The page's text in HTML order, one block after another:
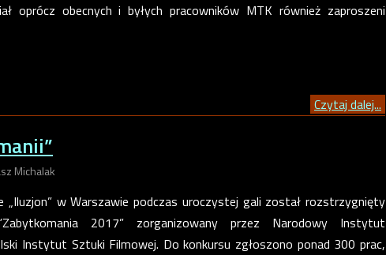
oprócz obecnych i byłych pracowników MTK również zaproszeni
Czytaj dalej...
Michalak
„Iluzjon” w Warszawie podczas uroczystej gali został rozstrzygnięty
2017” zorganizowany przez Narodowy Instytut
Instytut Sztuki Filmowej. Do konkursu zgłoszono ponad 300 prac,